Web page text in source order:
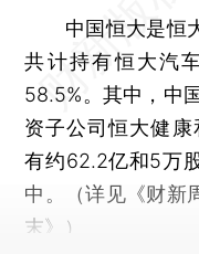
中国恒大是恒大
共计持有恒大汽
58.5%。其中，中
资子公司恒大健
有约62.2亿和5万
中。（详见《财新
末》
）